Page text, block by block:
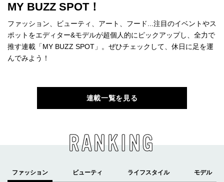
MY BUZZ SPOT！
ファッション、ビューティ、アート、フード...注目のイベントやス
ポットをエディター&モデルが超個人的にピックアップし、全力で
推す連載「MY BUZZ SPOT」。ぜひチェックして、休日に足を運
んでみよう！
連載一覧を見る
RANKING